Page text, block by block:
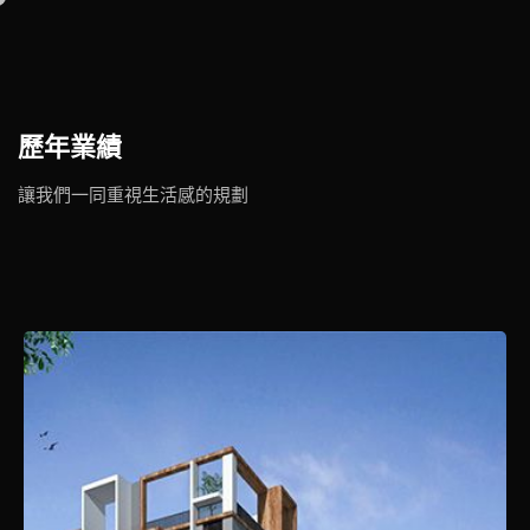
歷年業績
讓我們一同重視生活感的規劃